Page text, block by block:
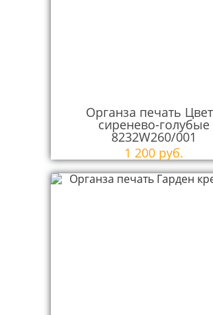
Органза печать
сиренево-голубые
8232W260/001
1 200 руб.